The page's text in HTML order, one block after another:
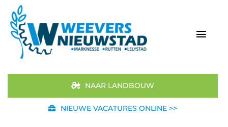
naar
inhoud
Aanbod
NAAR LANDBOUW
NIEUWE VACATURES ONLINE >>